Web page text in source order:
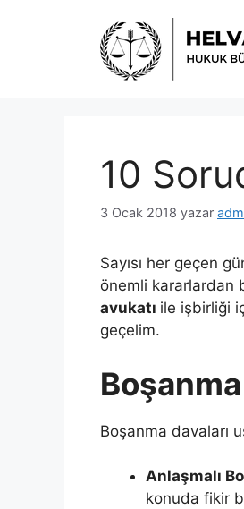
10
3 Ocak 2018 yazar
Sayısı her geçen
önemli kararlardan
avukatı ile işbirliği
geçelim.
Boşanma
Boşanma davaları
Anlaşmalı
konuda fikir